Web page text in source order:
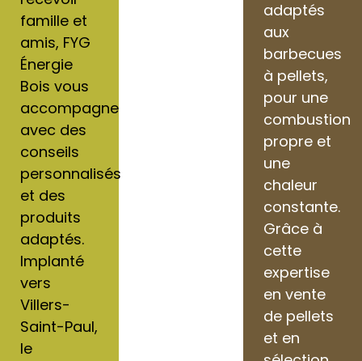
famille et
amis, FYG
Énergie
Bois vous
accompagne
avec des
conseils
personnalisés
et des
produits
adaptés.
Implanté
vers
Villers-
Saint-Paul,
le
adaptés
aux
barbecues
à pellets,
pour une
combustion
propre et
une
chaleur
constante.
Grâce à
cette
expertise
en vente
de pellets
et en